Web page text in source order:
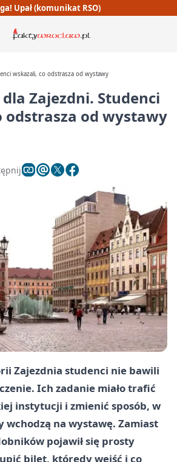
Upał (komunikat RSO)
wskazali, co odstrasza od wystawy
Zajezdni. Studenci
odstrasza od wystawy
Zajezdnia studenci nie bawili
Ich zadanie miało trafić
instytucji i zmienić sposób, w
wchodzą na wystawę. Zamiast
pojawił się prosty
bilet, którędy wejść i co